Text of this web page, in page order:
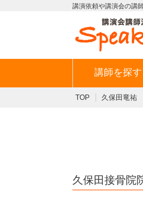
講演依頼や講演会の講
講師を探す
TOP 久保田竜祐
久保田接骨院